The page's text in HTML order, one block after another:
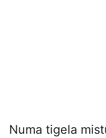
Numa tigela